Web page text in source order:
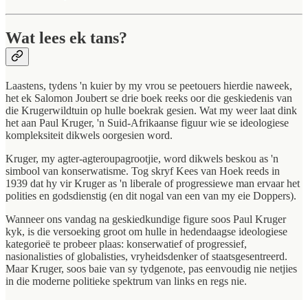
Wat lees ek tans?
Laastens, tydens 'n kuier by my vrou se peetouers hierdie naweek,
het ek Salomon Joubert se drie boek reeks oor die geskiedenis van
die Krugerwildtuin op hulle boekrak gesien. Wat my weer laat dink
het aan Paul Kruger, 'n Suid-Afrikaanse figuur wie se ideologiese
kompleksiteit dikwels oorgesien word.
Kruger, my agter-agteroupagrootjie, word dikwels beskou as 'n
simbool van konserwatisme. Tog skryf Kees van Hoek reeds in
1939 dat hy vir Kruger as 'n liberale of progressiewe man ervaar het
polities en godsdienstig (en dit nogal van een van my eie Doppers).
Wanneer ons vandag na geskiedkundige figure soos Paul Kruger
kyk, is die versoeking groot om hulle in hedendaagse ideologiese
kategorieë te probeer plaas: konserwatief of progressief,
nasionalisties of globalisties, vryheidsdenker of staatsgesentreerd.
Maar Kruger, soos baie van sy tydgenote, pas eenvoudig nie netjies
in die moderne politieke spektrum van links en regs nie.